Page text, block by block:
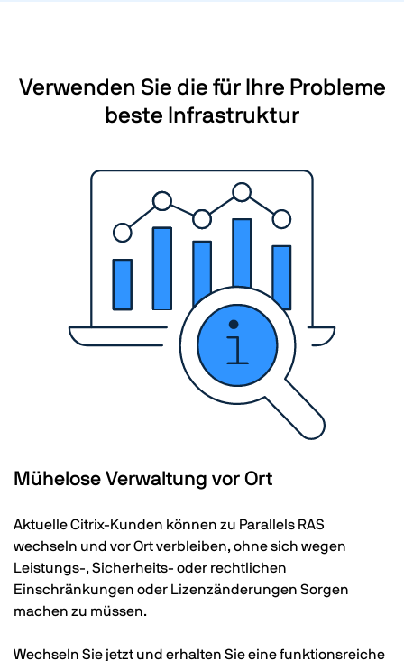
Verwenden Sie die für Ihre Probleme
beste Infrastruktur
Mühelose Verwaltung vor Ort
Aktuelle Citrix-Kunden können zu Parallels RAS
wechseln und vor Ort verbleiben, ohne sich wegen
Leistungs-, Sicherheits- oder rechtlichen
Einschränkungen oder Lizenzänderungen Sorgen
machen zu müssen.
Wechseln Sie jetzt und erhalten Sie eine funktionsreiche